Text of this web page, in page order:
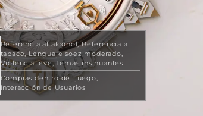
Referencia al alcohol Referencia al
tabaco Lenguaje soez moderado
Violencia leve Temas insinuantes
Compras dentro del juego
Interacción de Usuarios